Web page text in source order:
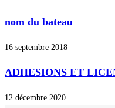
nom du bateau
16 septembre 2018
ADHESIONS ET
12 décembre 2020